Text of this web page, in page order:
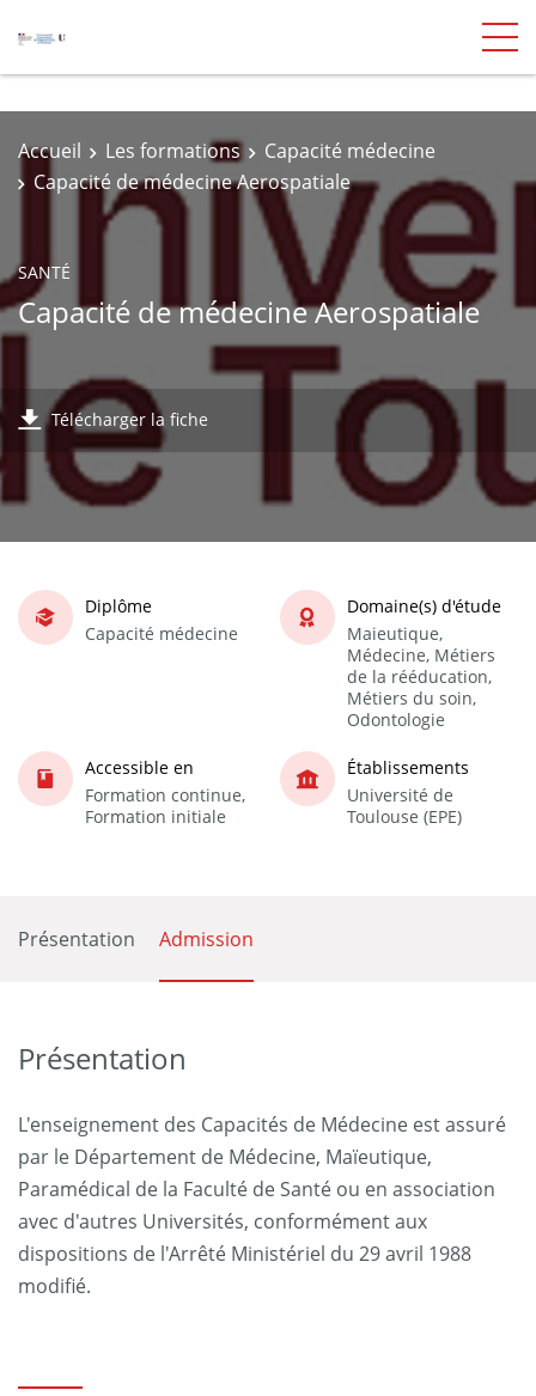
Accueil Les formations
Capacité médecine
Capacité de médecine Aerospatiale
SANTÉ
Capacité de médecine Aerospatiale
Télécharger la fiche
Diplôme
Capacité médecine
Domaine(s) d'étude
Maieutique,
Médecine, Métiers
de la rééducation,
Métiers du soin,
Odontologie
Accessible en
Formation continue,
Formation initiale
Établissements
Université de
Toulouse (EPE)
Présentation Admission
Présentation
L'enseignement des Capacités de Médecine est assuré
par le Département de Médecine, Maïeutique,
Paramédical de la Faculté de Santé ou en association
avec d'autres Universités, conformément aux
dispositions de l'Arrêté Ministériel du 29 avril 1988
modifié.